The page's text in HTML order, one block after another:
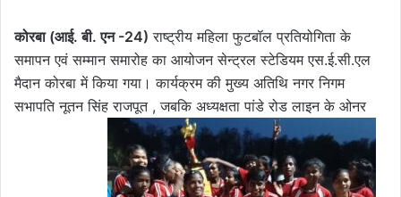
कोरबा (आई. बी. एन -24) राष्ट्रीय महिला फुटबॉल प्रतियोगिता के
समापन एवं सम्मान समारोह का आयोजन सेन्ट्रल स्टेडियम एस.ई.सी.एल
मैदान कोरबा में किया गया। कार्यक्रम की मुख्य अतिथि नगर निगम
सभापति नूतन सिंह राजपूत , जबकि अध्यक्षता पांडे रोड लाइन के ओनर